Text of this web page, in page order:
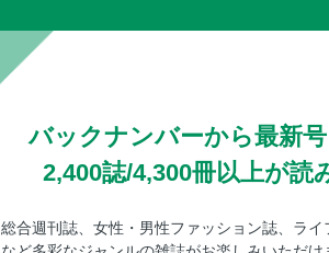
バックナンバーから最新号
2,400誌/4,300冊以上が読
総合週刊誌、女性・男性ファッション誌、ライ